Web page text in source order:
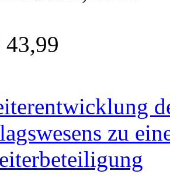
43,99
zu